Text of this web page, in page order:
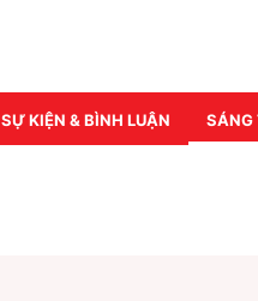
SỰ KIỆN & BÌNH LUẬN SÁNG